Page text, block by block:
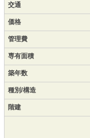
交通
価格
管理費
専有面積
築年数
種別/構造
階建